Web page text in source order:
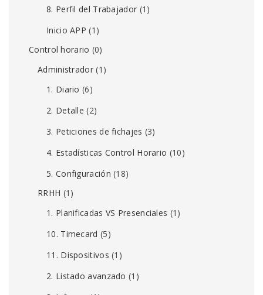
8. Perfil del Trabajador (1)
Inicio APP (1)
Control horario (0)
Administrador(1)
1. Diario (6)
2. Detalle (2)
3. Peticiones de fichajes (3)
4. Estadísticas Control Horario (10)
5. Configuración (18)
RRHH (1)
1. Planificadas VS Presenciales (1)
10. Timecard (5)
11. Dispositivos (1)
2. Listado avanzado (1)